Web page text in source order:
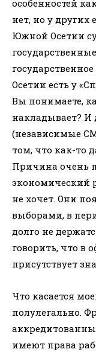
особенностей
нет, но у
Южной Осетии
Осетии есть у
Вы понимаете,
накладывает? И
(независимые
том, что как-то
Причина очень
экономический
не хочет. Они
выборами, в
долго не
говорить, что в
присутствует
Что касается
полулегально.
имеют права